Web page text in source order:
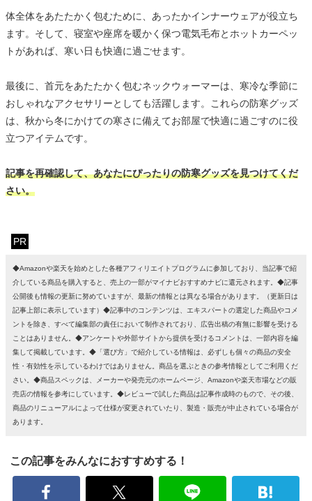
体全体をあたたかく包むために、あったかインナーウェアが役立ち
ます。そして、寝室や座席を暖かく保つ電気毛布とホットカーペッ
トがあれば、寒い日も快適に過ごせます。
最後に、首元をあたたかく包むネックウォーマーは、寒冷な季節に
おしゃれなアクセサリーとしても活躍します。これらの防寒グッズ
は、秋から冬にかけての寒さに備えてお部屋で快適に過ごすのに役
立つアイテムです。
記事を再確認して、あなたにぴったりの防寒グッズを見つけてくだ
さい。
PR
◆Amazonや楽天を始めとした各種アフィリエイトプログラムに参加しており、当記事で紹
介している商品を購入すると、売上の一部がマイナビおすすめナビに還元されます。◆記事
公開後も情報の更新に努めていますが、最新の情報とは異なる場合があります。（更新日は
記事上部に表示しています）◆記事中のコンテンツは、エキスパートの選定した商品やコメ
ントを除き、すべて編集部の責任において制作されており、広告出稿の有無に影響を受ける
ことはありません。◆アンケートや外部サイトから提供を受けるコメントは、一部内容を編
集して掲載しています。◆「選び方」で紹介している情報は、必ずしも個々の商品の安全
性・有効性を示しているわけではありません。商品を選ぶときの参考情報としてご利用くだ
さい。◆商品スペックは、メーカーや発売元のホームページ、Amazonや楽天市場などの販
売店の情報を参考にしています。◆レビューで試した商品は記事作成時のもので、その後、
商品のリニューアルによって仕様が変更されていたり、製造・販売が中止されている場合が
あります。
この記事をみんなにおすすめする！